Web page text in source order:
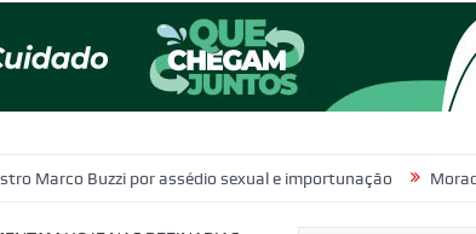
por assédio sexual e importunação Moradores